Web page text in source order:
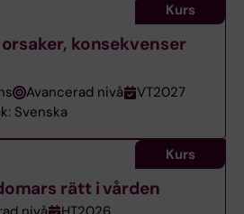
konsekvenser
Avancerad nivå
VT2027
Svenska
Kurs
rätt i vården
Kurs